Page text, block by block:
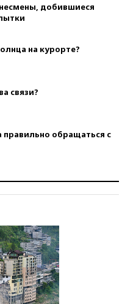
добившиеся
на курорте?
связи?
правильно обращаться с